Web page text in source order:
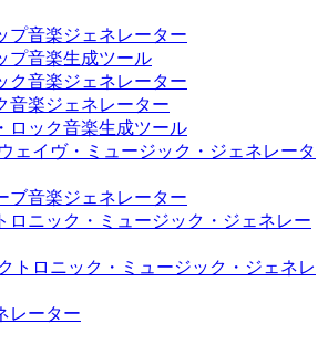
プ音楽ジェネレーター
プ音楽生成ツール
ク音楽ジェネレーター
音楽ジェネレーター
ロック音楽生成ツール
ェイヴ・ミュージック・ジェネレータ
ブ音楽ジェネレーター
ロニック・ミュージック・ジェネレー
トロニック・ミュージック・ジェネレ
レーター